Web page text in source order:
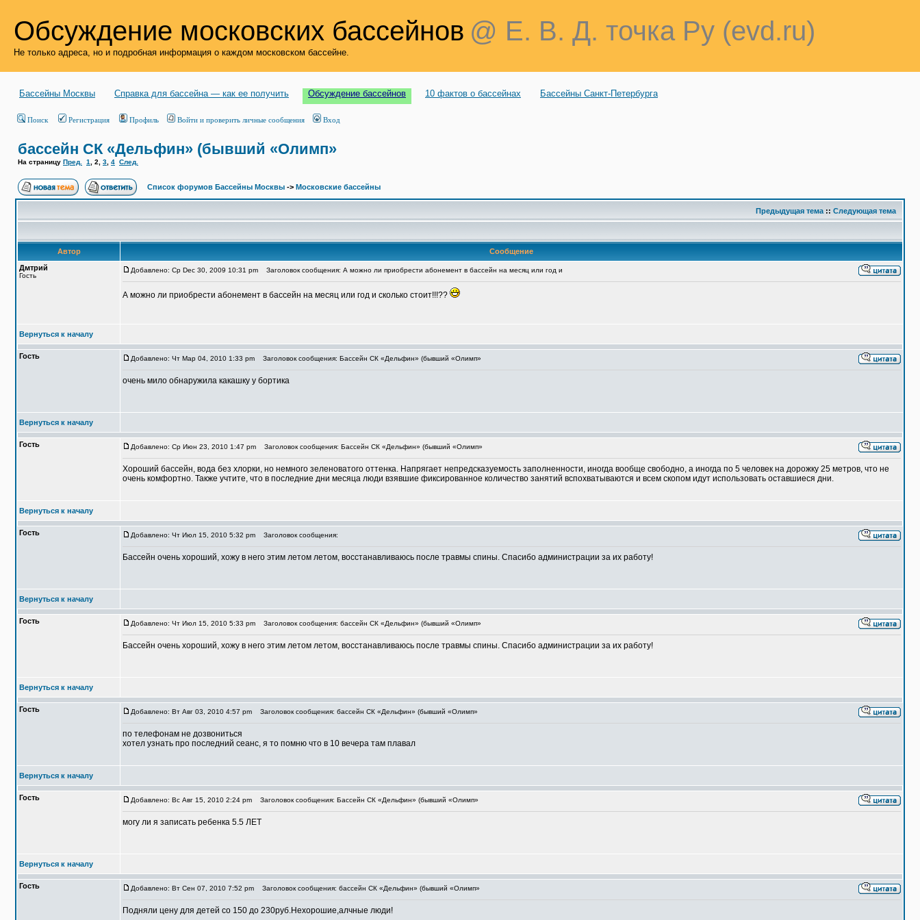
Обсуждение московских бассейнов @ Е. В. Д. точка Ру (evd.ru)
Не только адреса, но и подробная информация о каждом московском бассейне.
Бассейны Москвы Справка для бассейна — как ее получить Обсуждение бассейнов 10 фактов о бассейнах Бассейны Санкт-Петербурга
Поиск Регистрация Профиль Войти и проверить личные сообщения Вход
бассейн СК «Дельфин» (бывший «Олимп»
На страницу Пред. 1 2 3 4 След.
Список форумов Бассейны Москвы -> Московские бассейны
Предыдущая тема :: Следующая тема
Автор
Сообщение
Дмтрий
Гость
Добавлено: Ср Dec 30, 2009 10:31 pm Заголовок сообщения: А можно ли приобрести абонемент в бассейн на месяц или год и
А можно ли приобрести абонемент в бассейн на месяц или год и сколько стоит!!!??
Вернуться к началу
Гость Добавлено: Чт Мар 04, 2010 1:33 pm Заголовок сообщения: Бассейн СК «Дельфин» (бывший «Олимп»
очень мило обнаружила какашку у бортика
Вернуться к началу
Гость Добавлено: Ср Июн 23, 2010 1:47 pm Заголовок сообщения: Бассейн СК «Дельфин» (бывший «Олимп»
Хороший бассейн, вода без хлорки, но немного зеленоватого оттенка. Напрягает непредсказуемость заполненности, иногда вообще свободно, а иногда по 5 человек на дорожку 25 метров, что не
очень комфортно. Также учтите, что в последние дни месяца люди взявшие фиксированное количество занятий вспохватываются и всем скопом идут использовать оставшиеся дни.
Вернуться к началу
Гость Добавлено: Чт Июл 15, 2010 5:32 pm Заголовок сообщения:
Бассейн очень хороший, хожу в него этим летом летом, восстанавливаюсь после травмы спины. Спасибо администрации за их работу!
Вернуться к началу
Гость Добавлено: Чт Июл 15, 2010 5:33 pm Заголовок сообщения: бассейн СК «Дельфин» (бывший «Олимп»
Бассейн очень хороший, хожу в него этим летом летом, восстанавливаюсь после травмы спины. Спасибо администрации за их работу!
Вернуться к началу
Гость Добавлено: Вт Авг 03, 2010 4:57 pm Заголовок сообщения: бассейн СК «Дельфин» (бывший «Олимп»
по телефонам не дозвониться
хотел узнать про последний сеанс, я то помню что в 10 вечера там плавал
Вернуться к началу
Гость Добавлено: Вс Авг 15, 2010 2:24 pm Заголовок сообщения: Бассейн СК «Дельфин» (бывший «Олимп»
могу ли я записать ребенка 5.5 ЛЕТ
Вернуться к началу
Гость Добавлено: Вт Сен 07, 2010 7:52 pm Заголовок сообщения: бассейн СК «Дельфин» (бывший «Олимп»
Подняли цену для детей со 150 до 230руб.Нехорошие,алчные люди!